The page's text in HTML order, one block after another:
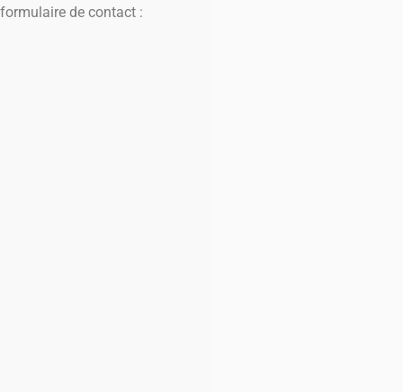
de contact :